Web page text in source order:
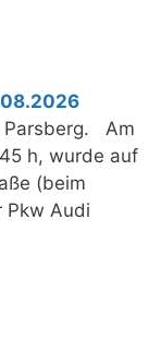
Parsberg. Am
h, wurde auf
(beim
Pkw Audi